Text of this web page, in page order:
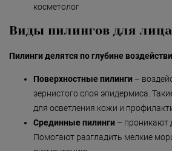
косметолог
Виды пилингов для лица
Пилинги делятся по глубине
Поверхностные пилинги –
зернистого слоя эпидермиса.
для осветления кожи и
Срединные пилинги – проникают
Помогают разгладить мелкие